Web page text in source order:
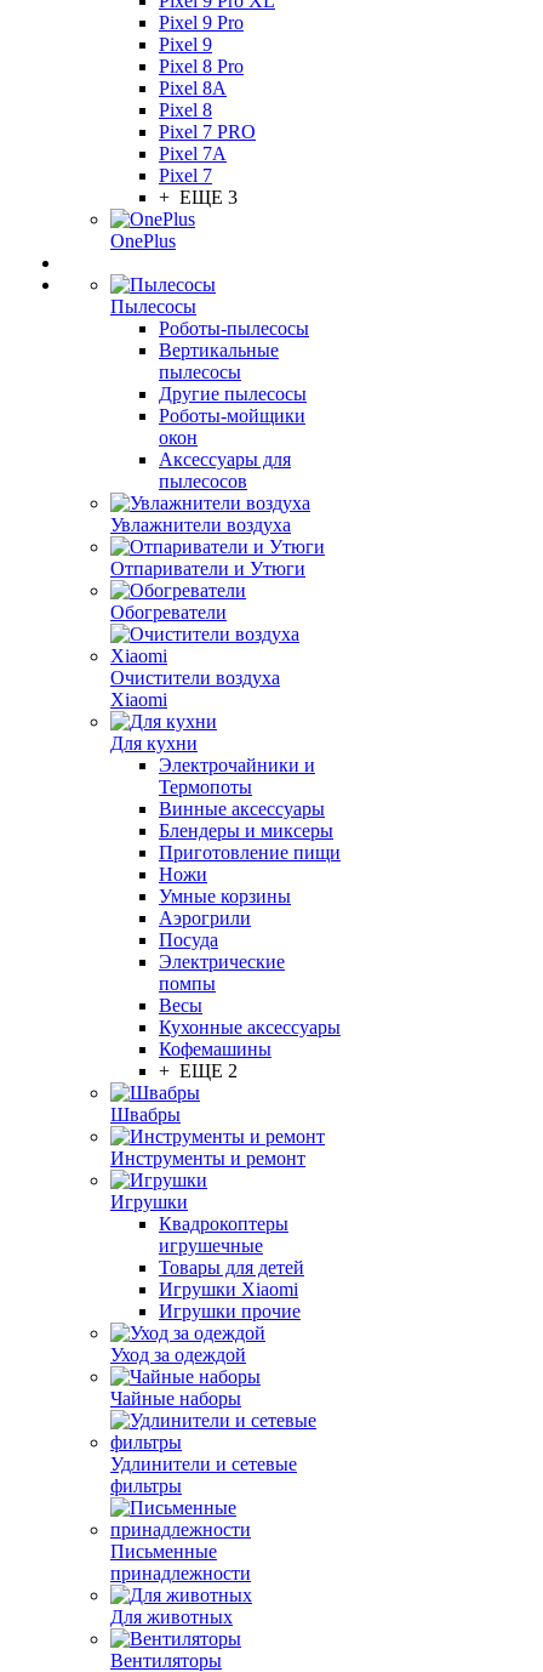
Pixel 9 Pro
Pixel 9
Pixel 8 Pro
Pixel 8A
Pixel 8
Pixel 7 PRO
Pixel 7A
Pixel 7
+ ЕЩЕ 3
OnePlus
Пылесосы
Роботы-пылесосы
Вертикальные
пылесосы
Другие пылесосы
Роботы-мойщики
окон
Аксессуары для
пылесосов
Увлажнители воздуха
Отпариватели и Утюги
Обогреватели
Очистители воздуха
Xiaomi
Для кухни
Электрочайники и
Термопоты
Винные аксессуары
Блендеры и миксеры
Приготовление пищи
Ножи
Умные корзины
Аэрогрили
Посуда
Электрические
помпы
Весы
Кухонные аксессуары
Кофемашины
+ ЕЩЕ 2
Швабры
Инструменты и ремонт
Игрушки
Квадрокоптеры
игрушечные
Товары для детей
Игрушки Xiaomi
Игрушки прочие
Уход за одеждой
Чайные наборы
Удлинители и сетевые
фильтры
Письменные
принадлежности
Для животных
Вентиляторы